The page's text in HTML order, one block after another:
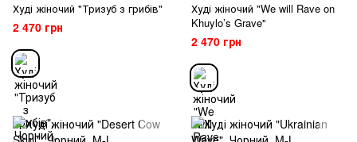
Худі жіночий "Тризуб з грибів"
2 470 грн
Худі жіночий "We will Rave on
Khuylo’s Grave"
2 470 грн